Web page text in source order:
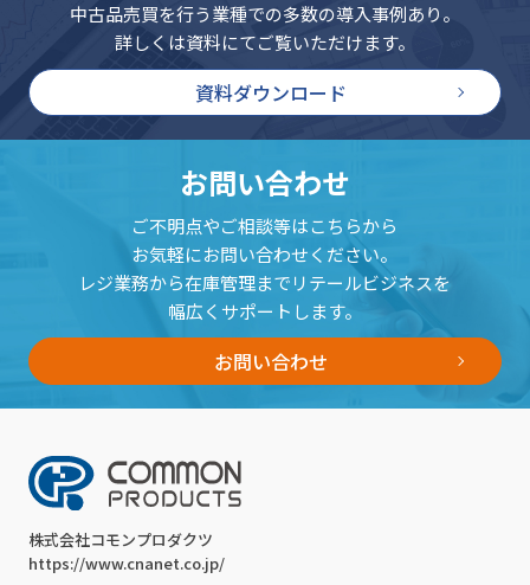
中古品売買を行う業種での多数の導入事例あり。
詳しくは資料にてご覧いただけます。
資料ダウンロード
お問い合わせ
ご不明点やご相談等はこちらから
お気軽にお問い合わせください。
レジ業務から在庫管理までリテールビジネスを
幅広くサポートします。
お問い合わせ
株式会社コモンプロダクツ
https://www.cnanet.co.jp/